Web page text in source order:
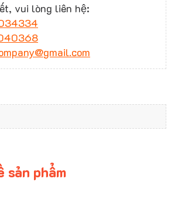
vui lòng liên hệ:
sản phẩm